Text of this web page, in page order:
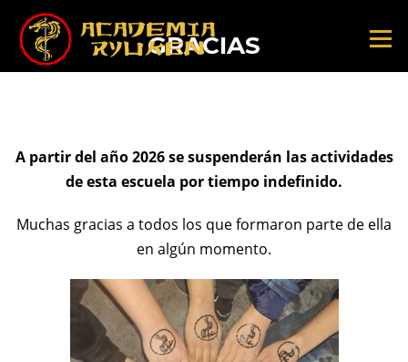
contenido
Menú
GRACIAS
A partir del año 2026 se suspenderán las actividades
de esta escuela por tiempo indefinido.
Muchas gracias a todos los que formaron parte de ella
en algún momento.